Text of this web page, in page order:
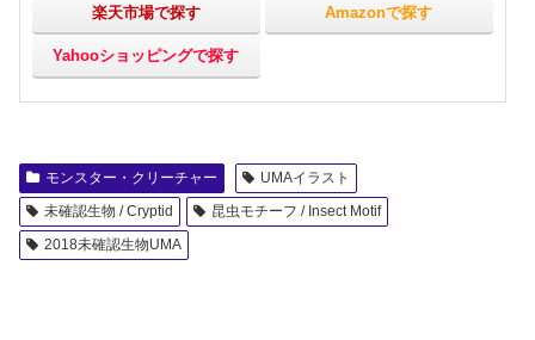
楽天市場で探す Amazonで探す
Yahooショッピングで探す
モンスター・クリーチャー
UMAイラスト
未確認生物 / Cryptid
昆虫モチーフ / Insect Motif
2018未確認生物UMA